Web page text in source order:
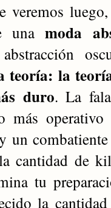
veremos
unamoda
teoría: la
duro. La
más
un
cantidad de
tu
la